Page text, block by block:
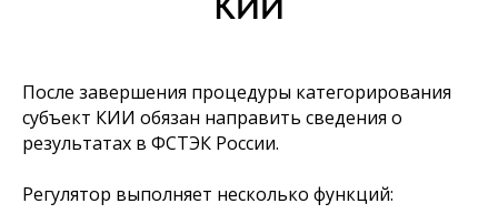
После завершения процедуры категорирования
субъект КИИ обязан направить сведения о
результатах в ФСТЭК России.
Регулятор выполняет несколько функций: